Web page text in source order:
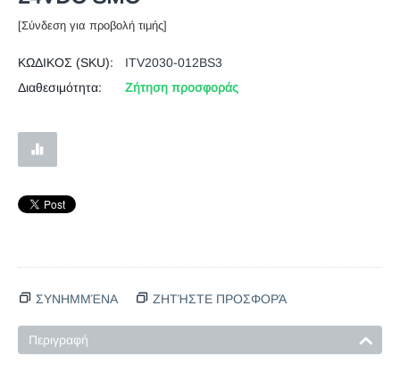
[Σύνδεση για προβολή τιμής]
ΚΩΔΙΚΟΣ (SKU):
ITV2030-012BS3
Διαθεσιμότητα:
Ζήτηση προσφοράς
ΣΥΝΗΜΜΈΝΑ ΖΗΤΉΣΤΕ ΠΡΟΣΦΟΡΆ
Περιγραφή